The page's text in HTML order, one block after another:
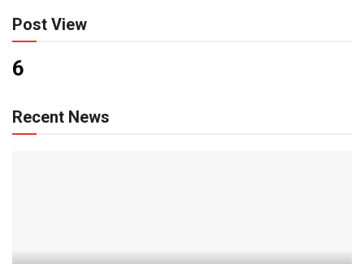
Post View
6
Recent News